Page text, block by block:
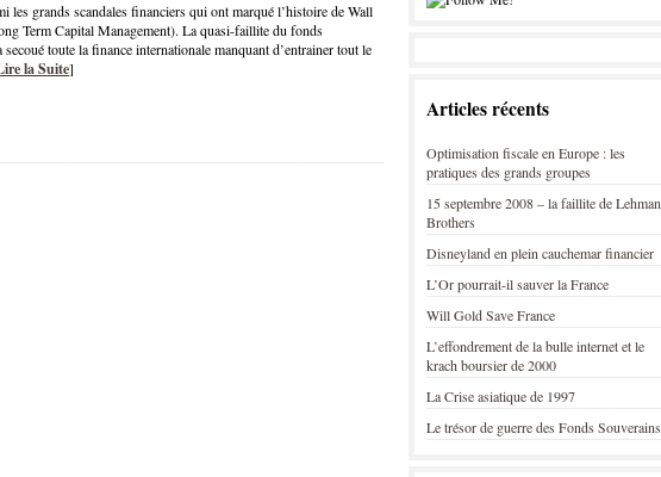
les grands scandales financiers qui ont marqué l’histoire de Wall
Term Capital Management). La quasi-faillite du fonds
toute la finance internationale manquant d’entrainer tout le
la Suite]
Articles récents
Optimisation fiscale en Europe : les
pratiques des grands groupes
15 septembre 2008 – la faillite de Lehman
Brothers
Disneyland en plein cauchemar financier
L’Or pourrait-il sauver la France
Will Gold Save France
L’effondrement de la bulle internet et le
krach boursier de 2000
La Crise asiatique de 1997
Le trésor de guerre des Fonds Souverains